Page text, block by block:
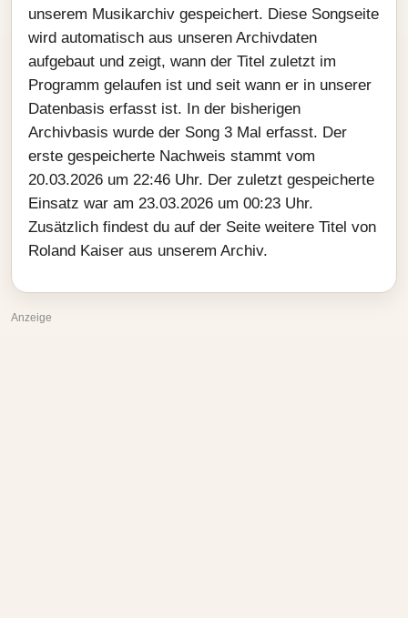
unserem Musikarchiv gespeichert. Diese Songseite
wird automatisch aus unseren Archivdaten
aufgebaut und zeigt, wann der Titel zuletzt im
Programm gelaufen ist und seit wann er in unserer
Datenbasis erfasst ist. In der bisherigen
Archivbasis wurde der Song 3 Mal erfasst. Der
erste gespeicherte Nachweis stammt vom
20.03.2026 um 22:46 Uhr. Der zuletzt gespeicherte
Einsatz war am 23.03.2026 um 00:23 Uhr.
Zusätzlich findest du auf der Seite weitere Titel von
Roland Kaiser aus unserem Archiv.
Anzeige